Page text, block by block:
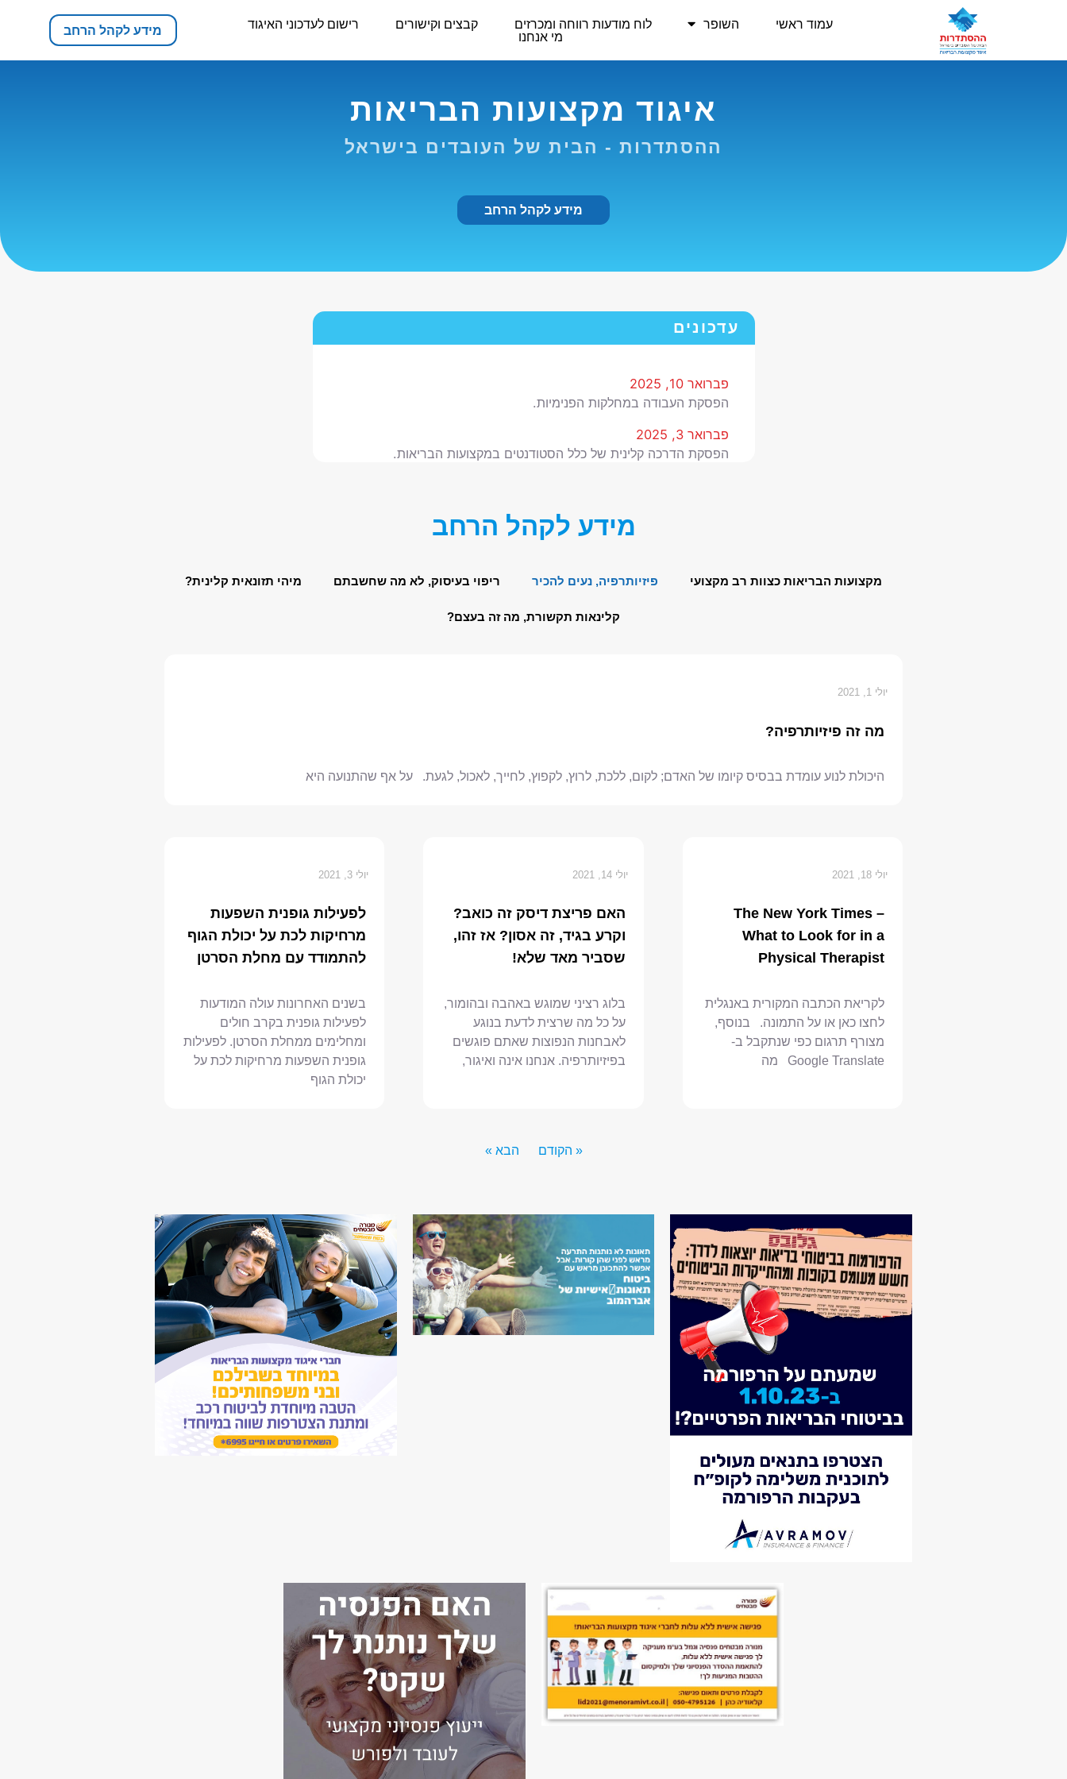
עמוד ראשי השופר לוח מודעות רווחה ומכרזים קבצים וקישורים
רישום לעדכוני האיגוד
מי אנחנו
מידע לקהל הרחב
איגוד מקצועות הבריאות
ההסתדרות - הבית של העובדים בישראל
מידע לקהל הרחב
עדכונים
הפסקת העבודה במחלקות הפנימיות.
הפסקת הדרכה קלינית של כלל הסטודנטים במקצועות הבריאות.
עמותת מקצועות הבריאות מזמינה אתכן להנות ולבלות איתנו
מידע לקהל הרחב
מקצועות הבריאות כצוות רב מקצועי פיזיותרפיה, נעים להכיר ריפוי בעיסוק, לא מה שחשבתם מיהי תזונאית קלינית?
קלינאות תקשורת, מה זה בעצם?
מה זה פיזיותרפיה?
היכולת לנוע עומדת בבסיס קיומו של האדם; לקום, ללכת, לרוץ, לקפוץ, לחייך, לאכול, לגעת. על אף שהתנועה היא
יולי 1, 2021
The New York Times –
What to Look for in a
Physical Therapist
לקריאת הכתבה המקורית באנגלית
לחצו כאן או על התמונה. בנוסף,
מצורף תרגום כפי שנתקבל ב-
Google Translate מה
יולי 18, 2021
האם פריצת דיסק זה כואב?
וקרע בגיד, זה אסון? אז זהו,
שסביר מאד שלא!
בלוג רציני שמוגש באהבה ובהומור,
על כל מה שרצית לדעת בנוגע
לאבחנות הנפוצות שאתם פוגשים
בפיזיותרפיה. אנחנו אינה ואיגור,
יולי 14, 2021
לפעילות גופנית השפעות
מרחיקות לכת על יכולת הגוף
להתמודד עם מחלת הסרטן
בשנים האחרונות עולה המודעות
לפעילות גופנית בקרב חולים
ומחלימים ממחלת הסרטן. לפעילות
גופנית השפעות מרחיקות לכת על
יכולת הגוף
יולי 3, 2021
« הקודם הבא »